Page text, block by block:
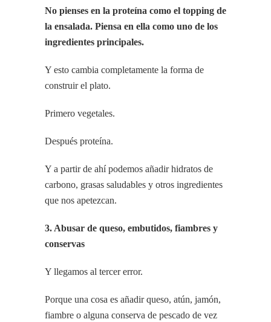
No pienses en la proteína como el topping de
la ensalada. Piensa en ella como uno de los
ingredientes principales.
Y esto cambia completamente la forma de
construir el plato.
Primero vegetales.
Después proteína.
Y a partir de ahí podemos añadir hidratos de
carbono, grasas saludables y otros ingredientes
que nos apetezcan.
3. Abusar de queso, embutidos, fiambres y
conservas
Y llegamos al tercer error.
Porque una cosa es añadir queso, atún, jamón,
fiambre o alguna conserva de pescado de vez